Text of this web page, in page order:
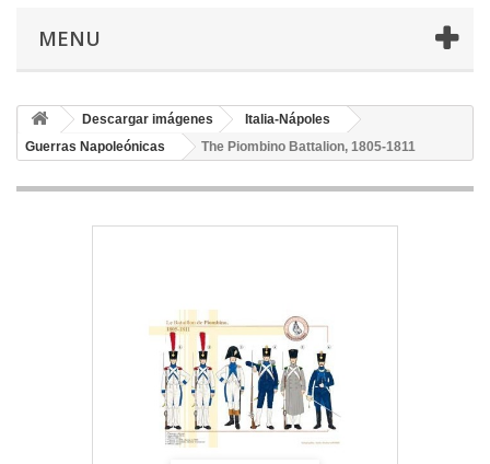
MENU
Descargar imágenes
Italia-Nápoles
Guerras Napoleónicas
The Piombino Battalion, 1805-1811